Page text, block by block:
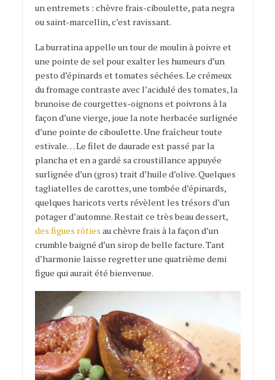
un entremets : chèvre frais-ciboulette, pata negra
ou saint-marcellin, c’est ravissant.
La burratina appelle un tour de moulin à poivre et
une pointe de sel pour exalter les humeurs d’un
pesto d’épinards et tomates séchées. Le crémeux
du fromage contraste avec l’acidulé des tomates, la
brunoise de courgettes-oignons et poivrons à la
façon d’une vierge, joue la note herbacée surlignée
d’une pointe de ciboulette. Une fraîcheur toute
estivale… Le filet de daurade est passé par la
plancha et en a gardé sa croustillance appuyée
surlignée d’un (gros) trait d’huile d’olive. Quelques
tagliatelles de carottes, une tombée d’épinards,
quelques haricots verts révèlent les trésors d’un
potager d’automne. Restait ce très beau dessert,
des figues rôties au chèvre frais à la façon d’un
crumble baigné d’un sirop de belle facture. Tant
d’harmonie laisse regretter une quatrième demi
figue qui aurait été bienvenue.